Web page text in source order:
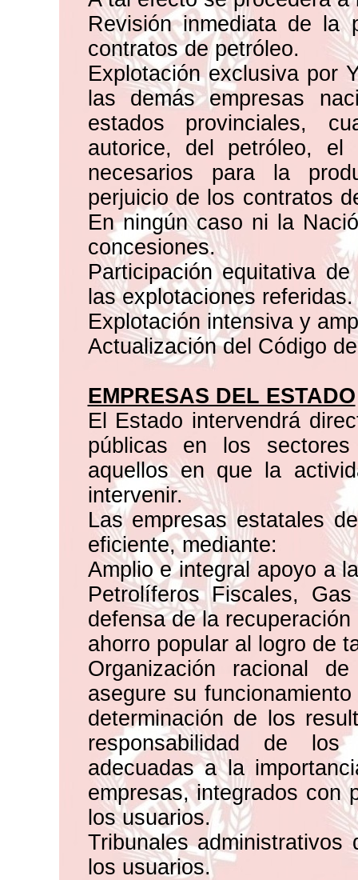
Revisión inmediata de la
contratos de petróleo.
Explotación exclusiva por
las demás empresas
estados provinciales,
autorice, del petróleo,
necesarios para la
perjuicio de los contratos
En ningún caso ni la
concesiones.
Participación equitativa
las explotaciones referidas.
Explotación intensiva y
Actualización del Código
EMPRESAS DEL ESTADO
El Estado intervendrá
públicas en los
aquellos en que la
intervenir.
Las empresas estatales
eficiente, mediante:
Amplio e integral apoyo a
Petrolíferos Fiscales,
defensa de la
ahorro popular al logro de
Organización racional
asegure su
determinación de los
responsabilidad de los
adecuadas a la
empresas, integrados con
los usuarios.
Tribunales
los usuarios.